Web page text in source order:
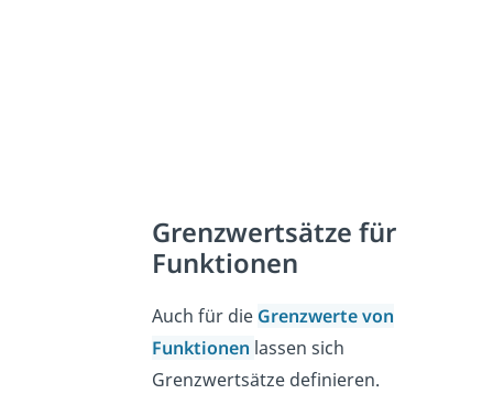
Grenzwertsätze für
Funktionen
Auch für die Grenzwerte von
Funktionen lassen sich
Grenzwertsätze definieren.